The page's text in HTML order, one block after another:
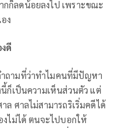
กก็ลดน้อยลงไป เพราะขณะ
ง
ดี
ถามที่ว่าทำไมคนที่มีปัญหา
นี้ก็เป็นความเห็นส่วนตัว แต่
ล ศาลไม่สามารถริเริ่มคดีได้
งไม่ได้ ตนจะไปบอกให้